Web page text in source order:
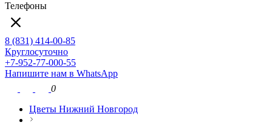
Телефоны
8 (831) 414-00-85
Круглосуточно
+7-952-77-000-55
Напишите нам в WhatsApp
0
Цветы Нижний Новгород